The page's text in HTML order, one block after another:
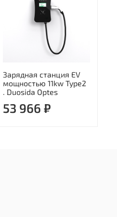
Зарядная станция EV
мощностью 11kw Type2
. Duosida Optes
53 966 ₽